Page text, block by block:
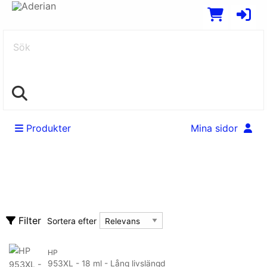
Produkter Mina sidor
Tillverkare
Tillverkare
Filter Sortera efter
Sortera efter
HP
953XL - 18 ml - Lång livslängd